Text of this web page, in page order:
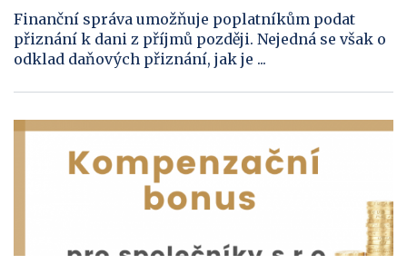
Finanční správa umožňuje poplatníkům podat
přiznání k dani z příjmů později. Nejedná se však o
odklad daňových přiznání, jak je ...